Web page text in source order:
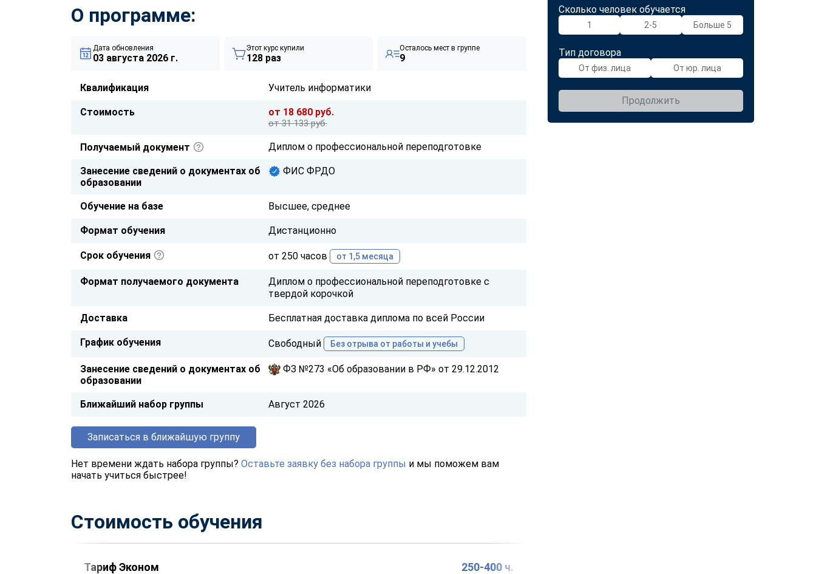
Сколько человек обучается
1 2-5 Больше 5
Тип договора
От физ. лица От юр. лица
Продолжить
О программе:
Дата обновления
03 августа 2026 г.
Этот курс купили
128 раз
Осталось мест в группе
9
Квалификация Учитель информатики
Стоимость от 18 680 руб.
от 31 133 руб.
Получаемый документ Диплом о профессиональной переподготовке
Занесение сведений о документах об
образовании
ФИС ФРДО
Обучение на базе Высшее, среднее
Формат обучения Дистанционно
Срок обучения от 250 часов от 1,5 месяца
Формат получаемого документа
Диплом о профессиональной переподготовке с
твердой корочкой
Доставка Бесплатная доставка диплома по всей России
График обучения Свободный Без отрыва от работы и учебы
Занесение сведений о документах об
образовании
ФЗ №273 «Об образовании в РФ» от 29.12.2012
Ближайший набор группы Август 2026
Записаться в ближайшую группу
Нет времени ждать набора группы? Оставьте заявку без набора группы и мы поможем вам
начать учиться быстрее!
Стоимость обучения
Тариф Эконом 250-400 ч.